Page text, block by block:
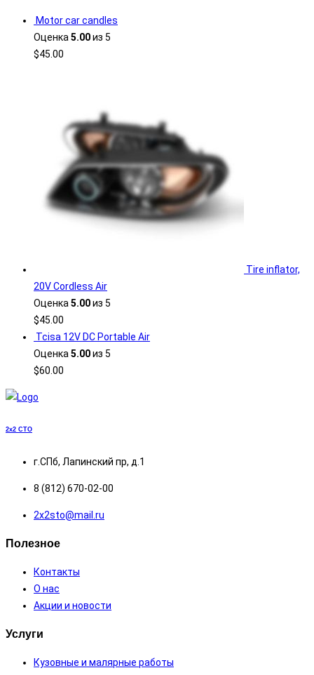
Motor car candles
Оценка5.00из 5
$45.00
Tire inflator,
20V Cordless Air
Оценка5.00из 5
$45.00
Tcisa 12V DC Portable Air
Оценка5.00из 5
$60.00
2x2 СТО
г.СПб, Лапинский пр, д.1
8 (812) 670-02-00
2х2sto@mail.ru
Полезное
Контакты
О нас
Акции и новости
Услуги
Кузовные и малярные работы